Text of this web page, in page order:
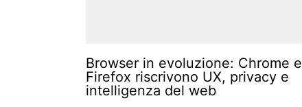
Browser in evoluzione: Chrome e
Firefox riscrivono UX, privacy e
intelligenza del web